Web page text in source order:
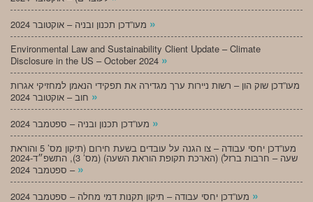
»
Environmental Law and Sustainability Client Update – Climate
Disclosure in the US – October 2024 »
מעו”דכן שוק הון – רשות ניירות ערך מגדירה את תפקידי הנאמן למחזיקי אגרות
»
»
מעו”דכן יחסי עבודה – צו הגנה על עובדים בשעת חירום (תיקון מס’ 5 והוראת
שעה – חרבות ברזל) (הארכת תקופת הוראת השעה) (מס’ 3), התשפ״ד-2024
– ספטמבר 2024 »
»